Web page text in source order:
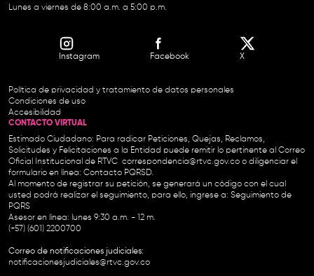
Lunes a viernes de 8:00 a.m. a 5:00 p.m.
Instagram Facebook X
Política de privacidad y tratamiento de datos personales
Condiciones de uso
Accesibilidad
CONTACTO VIRTUAL
Estimado Ciudadano: Para radicar Peticiones, Quejas, Reclamos,
Solicitudes y Felicitaciones a la Entidad puede remitir lo pertinente al Correo
Oficial Institucional de RTVC correspondencia@rtvc.gov.co o diligenciar el
formulario en línea: Contacto PQRSD.
Al momento de registrar su petición, se generará un código con el cual
usted podrá realizar el seguimiento, para ello, ingrese a: Seguimiento de
PQRS
Asesor en línea: lunes 9:30 a.m. - 12 m.
(+57) (601) 2200700
Correo de notificaciones judiciales:
notificacionesjudiciales@rtvc.gov.co